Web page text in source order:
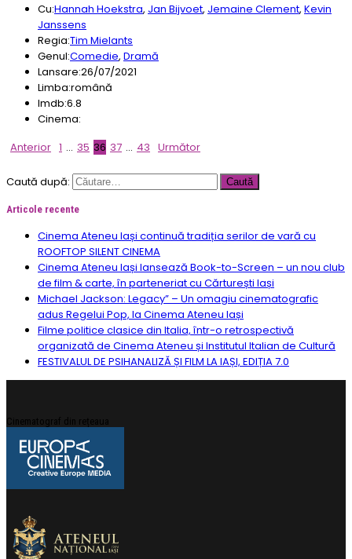
Cu:Hannah Hoekstra, Jan Bijvoet, Jemaine Clement, Kevin
Janssens
Regia:Tim Mielants
Genul:Comedie, Dramă
Lansare:26/07/2021
Limba:română
Imdb:6.8
Cinema:
Anterior 1 … 35 36 37 … 43 Următor
Caută după:
Articole recente
Cinema Ateneu Iași continuă tradiția serilor de vară cu
ROOFTOP SILENT CINEMA
Cinema Ateneu Iași lansează Book-to-Screen – un nou club
de film & carte, în parteneriat cu Cărturești Iași
Michael Jackson: Legacy” – Un omagiu cinematografic
adus Regelui Pop, la Cinema Ateneu Iași
Filme politice clasice din Italia, într-o retrospectivă
organizată de Cinema Ateneu și Institutul Italian de Cultură
FESTIVALUL DE PSIHANALIZĂ ȘI FILM LA IAȘI, EDIȚIA 7.0
Cinematograf din rețeaua